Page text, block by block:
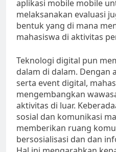
aplikasi mobile mobile
melaksanakan evaluasi
bentuk yang di mana
mahasiswa di aktivitas
Teknologi digital pun
dalam di dalam. Dengan
serta event digital,
mengembangkan
aktivitas di luar.
sosial dan komunikasi
memberikan ruang
bersosialisasi dan dan